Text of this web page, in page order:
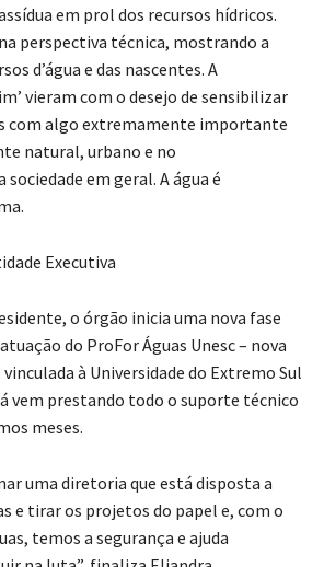
em prol dos recursos hídricos.
perspectiva técnica, mostrando a
d’água e das nascentes. A
vieram com o desejo de sensibilizar
com algo extremamente importante
natural, urbano e no
em geral. A água é
Executiva
o órgão inicia uma nova fase
do ProFor Águas Unesc – nova
à Universidade do Extremo Sul
vem prestando todo o suporte técnico
meses.
uma diretoria que está disposta a
e tirar os projetos do papel e, com o
temos a segurança e ajuda